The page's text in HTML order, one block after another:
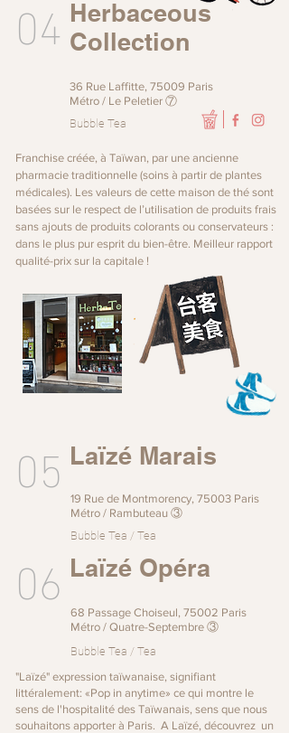
04 Herbaceous
Collection
36 Rue Laffitte, 75009 Paris
Métro / Le Peletier ⑦
Bubble Tea
Franchise créée, à Taïwan, par une ancienne
pharmacie traditionnelle (soins à partir de plantes
médicales). Les valeurs de cette maison de thé sont
basées sur le respect de l’utilisation de produits frais
sans ajouts de produits colorants ou conservateurs :
dans le plus pur esprit du bien-être. Meilleur rapport
qualité-prix sur la capitale !
05 Laïzé Marais
19 Rue de Montmorency, 75003 Paris
Métro / Rambuteau ③
Bubble Tea / Tea
06 Laïzé Opéra
68 Passage Choiseul, 75002 Paris
Métro / Quatre-Septembre ③
Bubble Tea / Tea
"Laïzé" expression taïwanaise, signifiant
littéralement: «Pop in anytime» ce qui montre le
sens de l'hospitalité des Taïwanais, sens que nous
souhaitons apporter à Paris. A Laïzé, découvrez un